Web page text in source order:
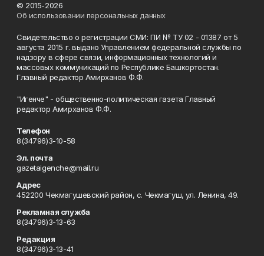
© 2015-2026
Об использовании персональных данных
Свидетельство о регистрации СМИ: ПИ № ТУ 02 - 01387 от 5
августа 2015 г. выдано Управлением федеральной службы по
надзору в сфере связи, информационных технологий и
массовых коммуникаций по Республике Башкортостан.
Главный редактор Амирханов Ф.Ф.
"Игенче" - общественно-политическая газета Главный
редактор Амирханов Ф.Ф.
Телефон
8(34796)3-10-58
Эл. почта
gazetaigenche@mail.ru
Адрес
452200 Чекмагушевский район, с. Чекмагуш, ул. Ленина, 49.
Рекламная служба
8(34796)3-13-63
Редакция
8(34796)3-13-41